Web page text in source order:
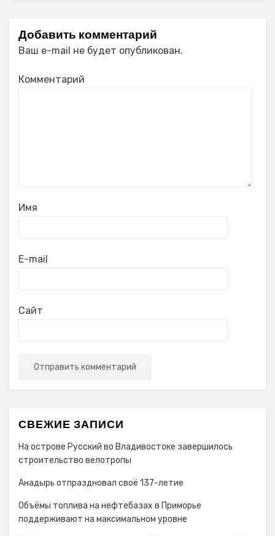
Добавить комментарий
Ваш e-mail не будет опубликован.
Комментарий
Имя
E-mail
Сайт
СВЕЖИЕ ЗАПИСИ
На острове Русский во Владивостоке завершилось
строительство велотропы
Анадырь отпраздновал своё 137-летие
Объёмы топлива на нефтебазах в Приморье
поддерживают на максимальном уровне